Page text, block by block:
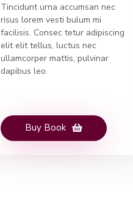
Tincidunt urna accumsan nec
risus lorem vesti bulum mi
facilisis. Consec tetur adipiscing
elit elit tellus, luctus nec
ullamcorper mattis, pulvinar
dapibus leo.
Buy Book